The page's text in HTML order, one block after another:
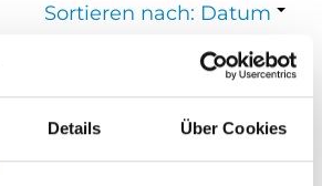
Details Über Cookies
Sortieren nach: Datum